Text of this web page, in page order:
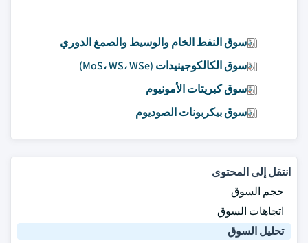
سوق النفط الخام والوسيط والصمغ الدوري
سوق الكالكوجينيدات (MoS، WS، WSe)
سوق كبريتات الأمونيوم
سوق بيكربونات الصوديوم
انتقل إلى المحتوى
حجم السوق
اتجاهات السوق
تحليل السوق